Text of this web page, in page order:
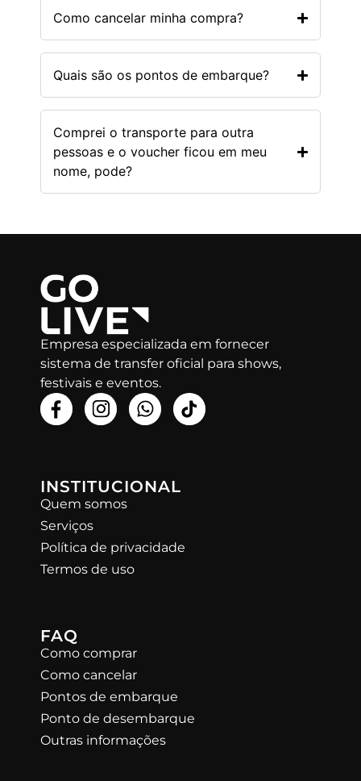
Como cancelar minha compra?
Quais são os pontos de embarque?
Comprei o transporte para outra
pessoas e o voucher ficou em meu
nome, pode?
Empresa especializada em fornecer
sistema de transfer oficial para shows,
festivais e eventos.
INSTITUCIONAL
Quem somos
Serviços
Política de privacidade
Termos de uso
FAQ
Como comprar
Como cancelar
Pontos de embarque
Ponto de desembarque
Outras informações